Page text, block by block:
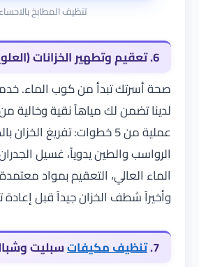
تنظيف المطابخ
6. تعقيم وتطهير الخزانات (العلوية والأرضية)
صحة أسرتك تبدأ من كوب الماء.
لدينا تضمن لك مياهاً نقية وخالية
عملية من 5 خطوات: تفريغ
الرواسب والطين يدوياً، غسيل
الماء العالي، التعقيم بمواد
وأخيراً شطف الخزان جيداً قبل إعادة
7. تنظيف مكيفاتسبليت